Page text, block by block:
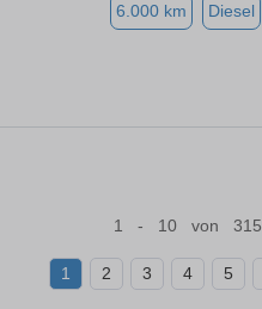
6.000 km Diesel
1 - 10 von 315
1 2 3 4 5